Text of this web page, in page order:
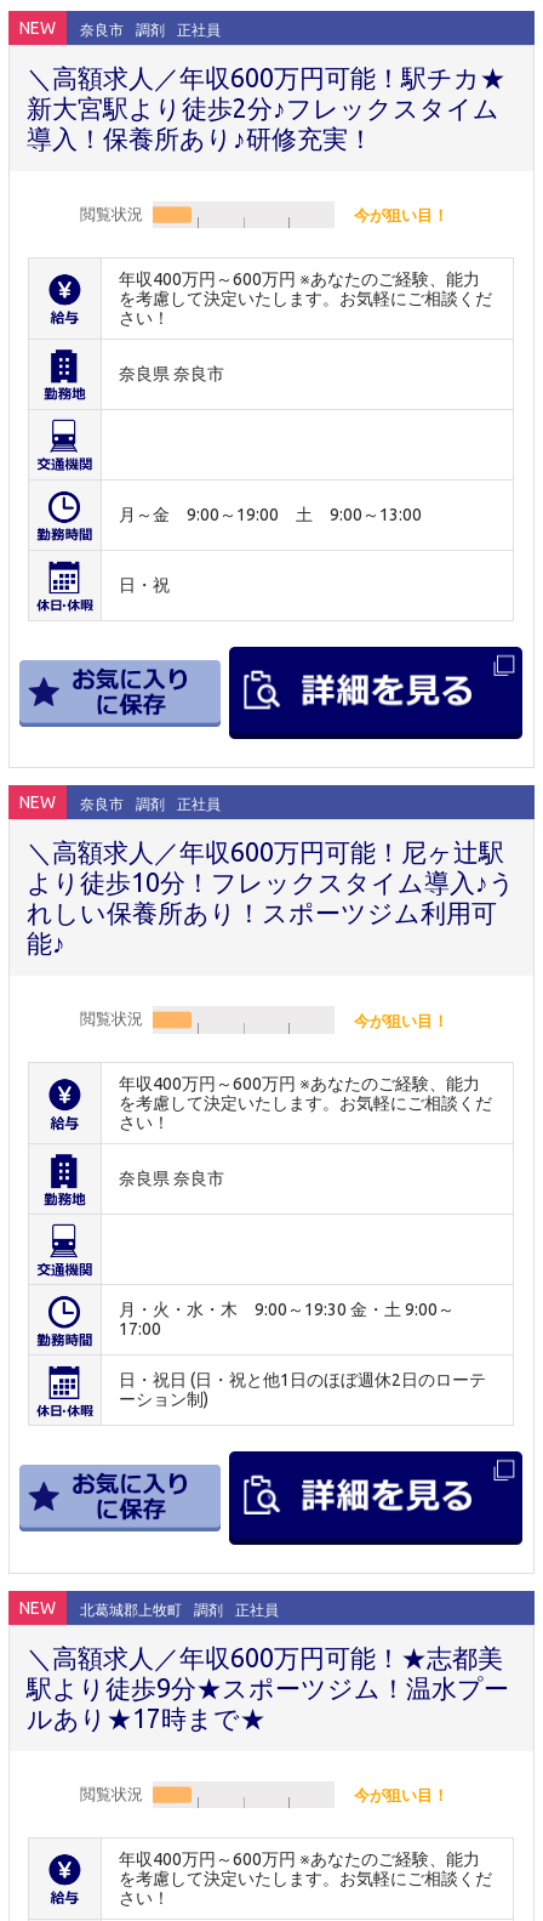
NEW 奈良市 調剤 正社員
＼高額求人／年収600万円可能！駅チカ★
新大宮駅より徒歩2分♪フレックスタイム
導入！保養所あり♪研修充実！
閲覧状況 今が狙い目！
年収400万円～600万円 ※あなたのご経験、能力
を考慮して決定いたします。お気軽にご相談くだ
さい！
奈良県 奈良市
月～金 9:00～19:00 土 9:00～13:00
日・祝
NEW 奈良市 調剤 正社員
＼高額求人／年収600万円可能！尼ヶ辻駅
より徒歩10分！フレックスタイム導入♪う
れしい保養所あり！スポーツジム利用可
能♪
閲覧状況 今が狙い目！
年収400万円～600万円 ※あなたのご経験、能力
を考慮して決定いたします。お気軽にご相談くだ
さい！
奈良県 奈良市
月・火・水・木 9:00～19:30 金・土 9:00～
17:00
日・祝日 (日・祝と他1日のほぼ週休2日のローテ
ーション制)
NEW 北葛城郡上牧町 調剤 正社員
＼高額求人／年収600万円可能！★志都美
駅より徒歩9分★スポーツジム！温水プー
ルあり★17時まで★
閲覧状況 今が狙い目！
年収400万円～600万円 ※あなたのご経験、能力
を考慮して決定いたします。お気軽にご相談くだ
さい！